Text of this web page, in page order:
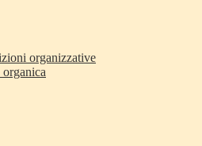
organizzative